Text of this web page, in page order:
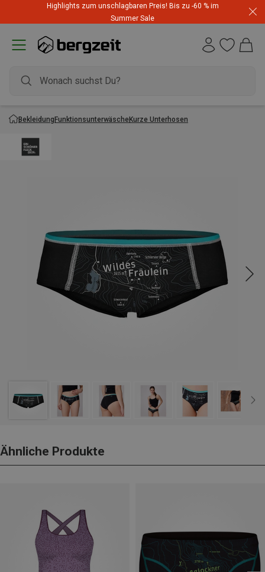
Highlights zum unschlagbaren Preis! Bis zu -60 % im
Summer Sale
BekleidungFunktionsunterwäscheKurze Unterhosen
Ähnliche Produkte